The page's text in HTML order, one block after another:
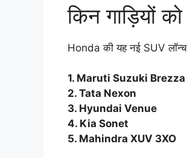
किन गाड़ियों
Honda की यह नई SUV लॉन्च
1. Maruti Suzuki Brezza
2. Tata Nexon
3. Hyundai Venue
4. Kia Sonet
5. Mahindra XUV 3XO